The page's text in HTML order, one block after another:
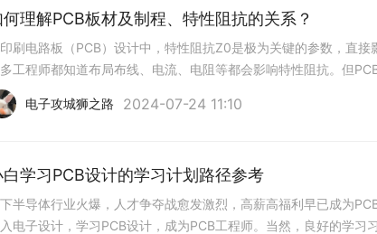
电池性能、安全性和可靠性的关键因素。设计师必须考虑
接口、可维护性、低功耗设计和故障容忍性等要点。同
GB/T 31486-2015和GB/T 32960-2016，以确保BMS
设计，以满足不断增长的需求和挑战。
计到PCBA的高可靠多层板制造及贴片加工服务，PCB板
解决PCBA的所有问题，并且在设计完成80%左右，提前
PCBA产品周期，更有利于快速占领市场；
何理解PCB板材及制程、特性阻抗的关系？
刷电路板（PCB）设计中，特性阻抗Z0是极为关键的参数，直接
工程师都知道布局布线、电流、电阻等都会影响特性阻抗。但
。微带线结构的特性阻抗Z0计算公式：Z0 = 87/
电子攻城狮之路
2024-07-24 11:10
白学习PCB设计的学习计划路径参考
半导体行业火爆，人才争夺战愈发激烈，高薪高福利早已成为
电子设计，学习PCB设计，成为PCB工程师。当然，良好的学习